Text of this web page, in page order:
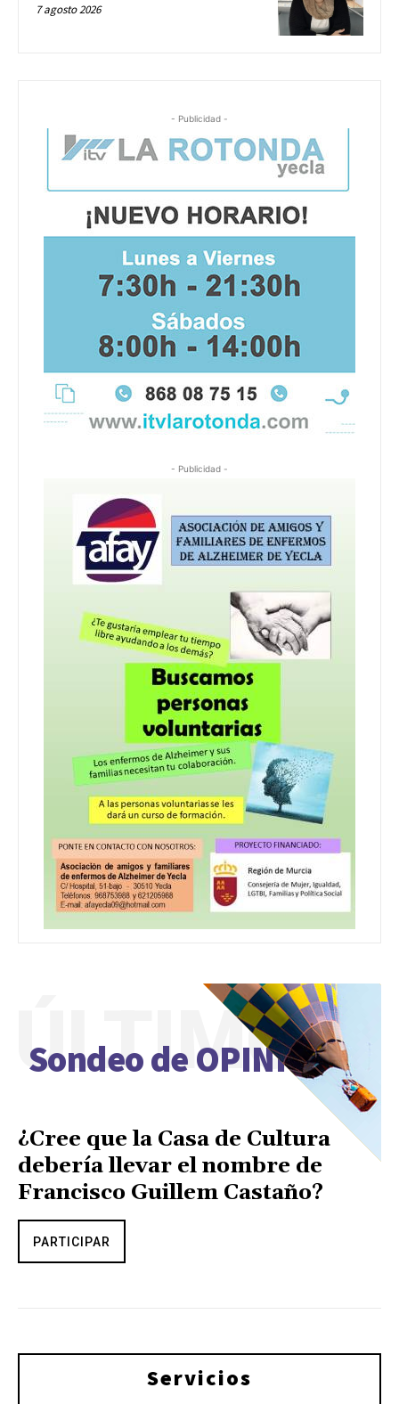
7 agosto 2026
- Publicidad -
- Publicidad -
Sondeo de OPINIÓN
ÚLTIMO
¿Cree que la Casa de Cultura
debería llevar el nombre de
Francisco Guillem Castaño?
PARTICIPAR
Servicios